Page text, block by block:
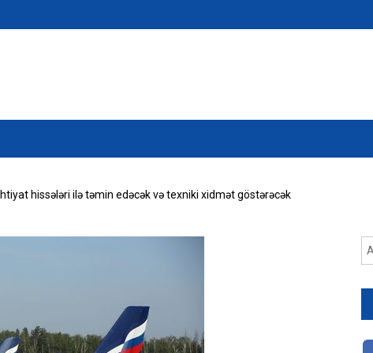
hissələri ilə təmin edəcək və texniki xidmət göstərəcək